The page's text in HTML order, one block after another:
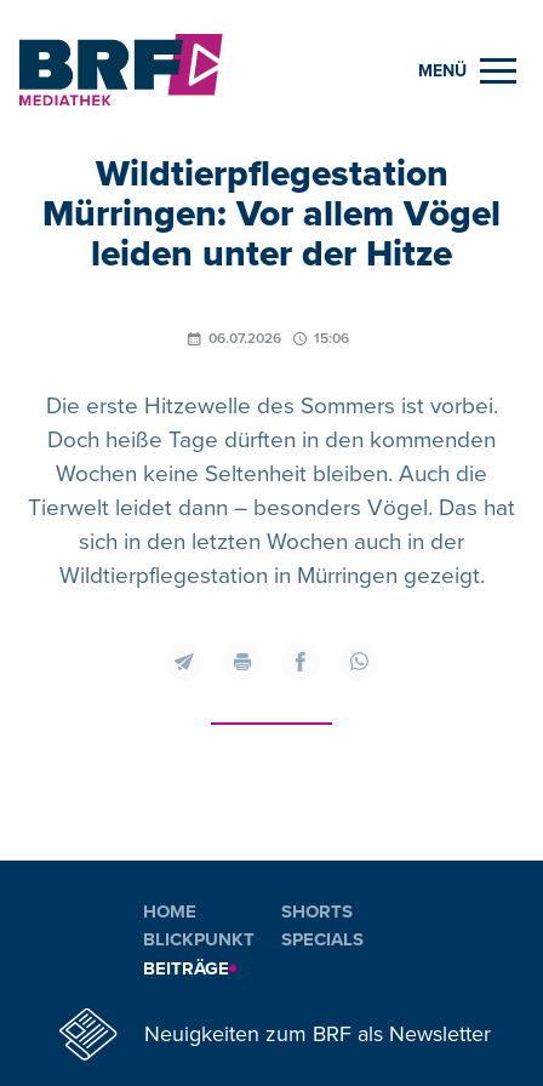
MENÜ
Wildtierpflegestation
Mürringen: Vor allem Vögel
leiden unter der Hitze
06.07.2026 15:06
Die erste Hitzewelle des Sommers ist vorbei.
Doch heiße Tage dürften in den kommenden
Wochen keine Seltenheit bleiben. Auch die
Tierwelt leidet dann – besonders Vögel. Das hat
sich in den letzten Wochen auch in der
Wildtierpflegestation in Mürringen gezeigt.
HOME
BLICKPUNKT
BEITRÄGE
SHORTS
SPECIALS
Neuigkeiten zum BRF als Newsletter